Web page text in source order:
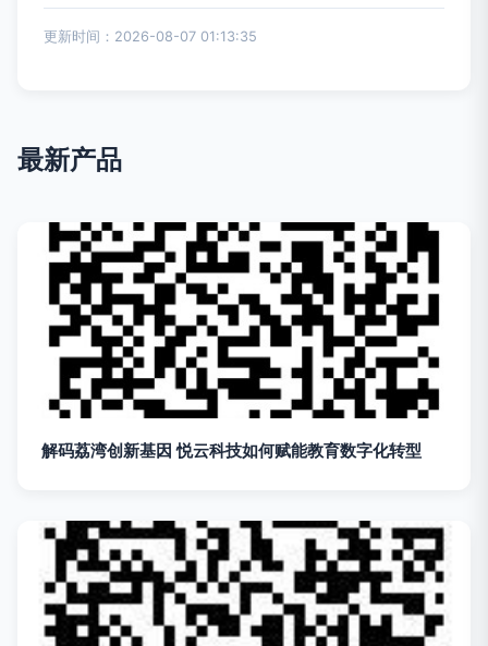
更新时间：2026-08-07 01:13:35
最新产品
解码荔湾创新基因 悦云科技如何赋能教育数字化转型